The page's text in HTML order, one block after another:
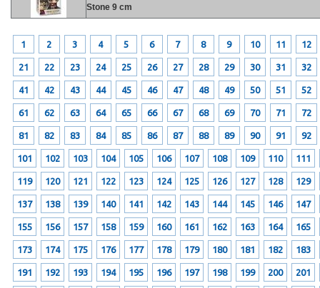
Stone 9 cm
1 2 3 4 5 6 7 8 9 10 11 12
21 22 23 24 25 26 27 28 29 30 31 32
41 42 43 44 45 46 47 48 49 50 51 52
61 62 63 64 65 66 67 68 69 70 71 72
81 82 83 84 85 86 87 88 89 90 91 92
101 102 103 104 105 106 107 108 109 110 111
119 120 121 122 123 124 125 126 127 128 129
137 138 139 140 141 142 143 144 145 146 147
155 156 157 158 159 160 161 162 163 164 165
173 174 175 176 177 178 179 180 181 182 183
191 192 193 194 195 196 197 198 199 200 201